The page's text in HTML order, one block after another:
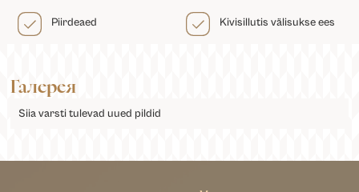
Piirdeaed Kivisillutis välisukse ees
Галерея
Siia varsti tulevad uued pildid